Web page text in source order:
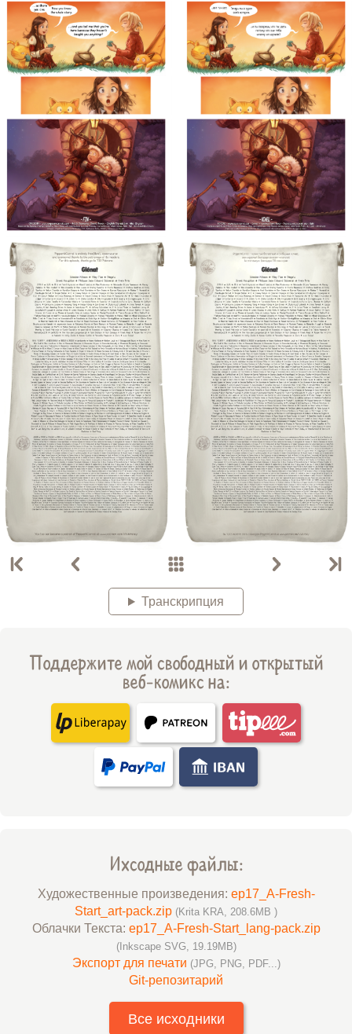
Транскрипция
Поддержите мой свободный и открытый
веб-комикс на:
Ихсодные файлы:
Художественные произведения: ep17_A-Fresh-
Start_art-pack.zip (Krita KRA, 208.6MB )
Облачки Текста: ep17_A-Fresh-Start_lang-pack.zip
(Inkscape SVG, 19.19MB)
Экспорт для печати (JPG, PNG, PDF...)
Git-репозитарий
Все исходники